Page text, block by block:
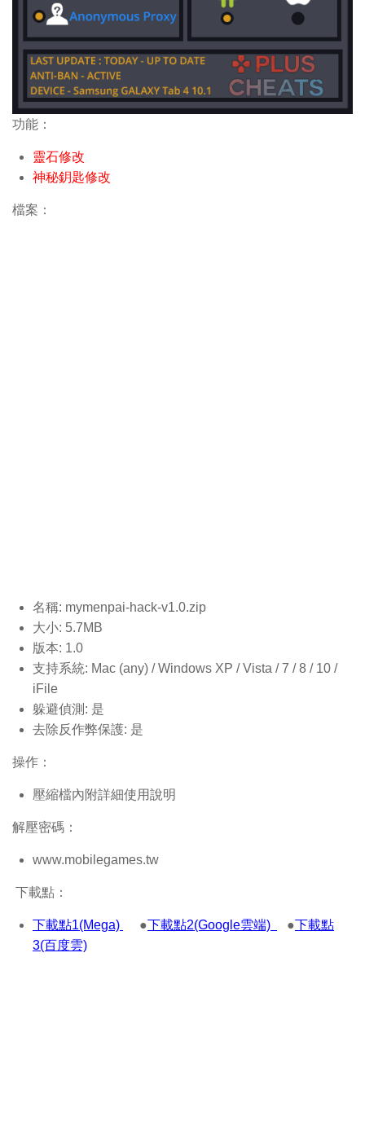
功能：
靈石修改
神秘鈅匙修改
檔案：
名稱: mymenpai-hack-v1.0.zip
大小: 5.7MB
版本: 1.0
支持系統: Mac (any) / Windows XP / Vista / 7 / 8 / 10 /
iFile
躲避偵測: 是
去除反作弊保護: 是
操作：
壓縮檔內附詳細使用說明
解壓密碼：
www.mobilegames.tw
下載點：
下載點1(Mega) ●下載點2(Google雲端) ●下載點
3(百度雲)